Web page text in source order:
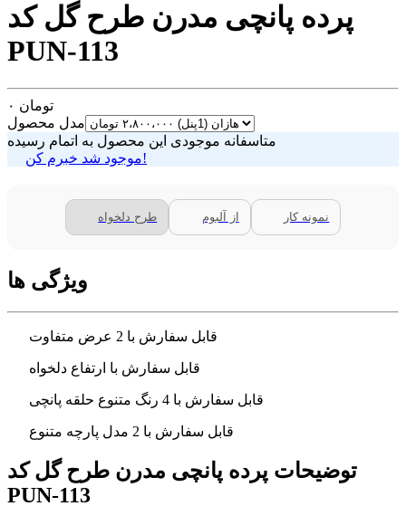
پرده پانچی مدرن طرح گل کد
PUN-113
۰ تومان
مدل محصول
متاسفانه موجودی این محصول به اتمام رسیده
موجود شد خبرم کن!
طرح دلخواه از آلبوم نمونه کار
ویژگی ها
قابل سفارش با 2 عرض متفاوت
قابل سفارش با ارتفاع دلخواه
قابل سفارش با 4 رنگ متنوع حلقه پانچی
قابل سفارش با 2 مدل پارچه متنوع
توضیحات پرده پانچی مدرن طرح گل کد
PUN-113